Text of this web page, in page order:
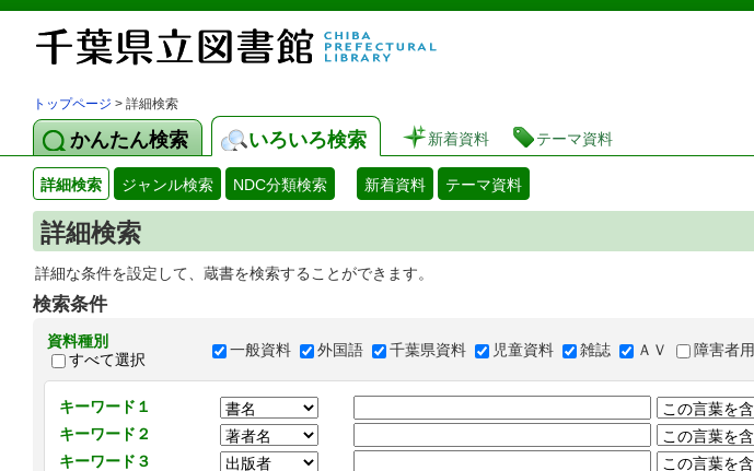
図書館 蔵書検索・予約システム
トップページ > 詳細検索
かんたん検索 いろいろ検索 新着資料 テーマ資料
詳細検索 ジャンル検索 NDC分類検索 新着資料 テーマ資料
詳細検索
詳細な条件を設定して、蔵書を検索することができます。
検索条件
資料種別
すべて選択
一般資料 外国語 千葉県資料 児童資料 雑誌 ＡＶ 障害者用
キーワード１
キーワード２
キーワード３